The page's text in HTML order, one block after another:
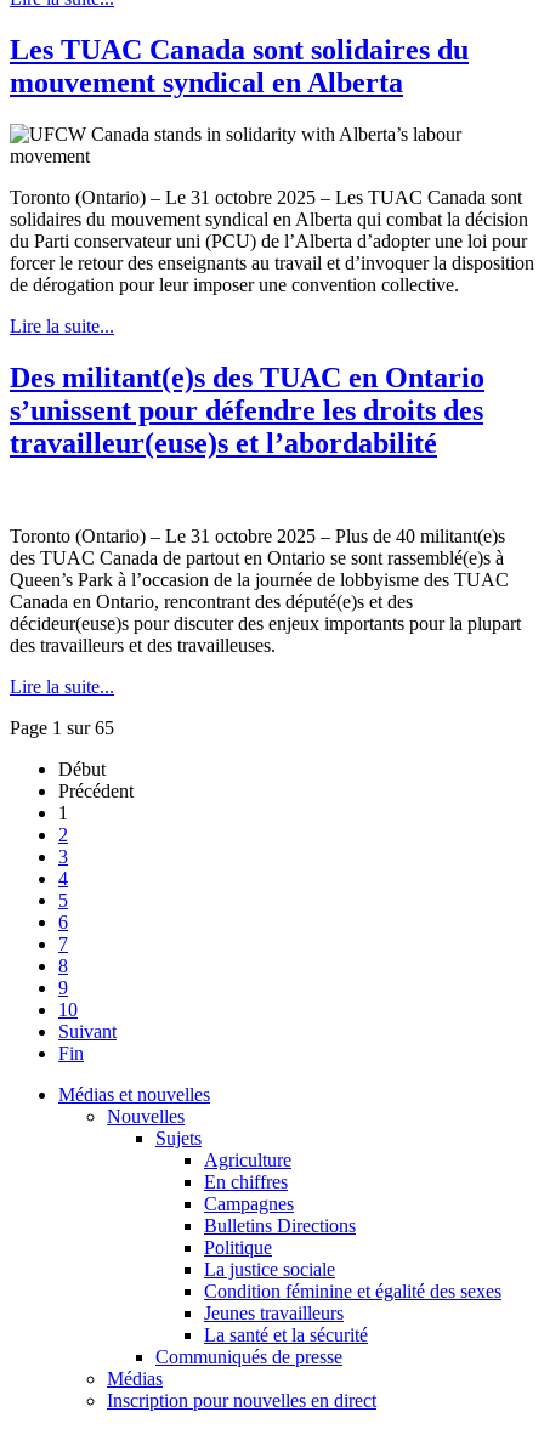
Les TUAC Canada sont solidaires du
mouvement syndical en Alberta
Toronto (Ontario) – Le 31 octobre 2025 – Les TUAC Canada sont
solidaires du mouvement syndical en Alberta qui combat la décision
du Parti conservateur uni (PCU) de l’Alberta d’adopter une loi pour
forcer le retour des enseignants au travail et d’invoquer la disposition
de dérogation pour leur imposer une convention collective.
Lire la suite...
Des militant(e)s des TUAC en Ontario
s’unissent pour défendre les droits des
travailleur(euse)s et l’abordabilité
Toronto (Ontario) – Le 31 octobre 2025 – Plus de 40 militant(e)s
des TUAC Canada de partout en Ontario se sont rassemblé(e)s à
Queen’s Park à l’occasion de la journée de lobbyisme des TUAC
Canada en Ontario, rencontrant des député(e)s et des
décideur(euse)s pour discuter des enjeux importants pour la plupart
des travailleurs et des travailleuses.
Lire la suite...
Page 1 sur 65
Début
Précédent
1
2
3
4
5
6
7
8
9
10
Suivant
Fin
Médias et nouvelles
Nouvelles
Sujets
Agriculture
En chiffres
Campagnes
Bulletins Directions
Politique
La justice sociale
Condition féminine et égalité des sexes
Jeunes travailleurs
La santé et la sécurité
Communiqués de presse
Médias
Inscription pour nouvelles en direct